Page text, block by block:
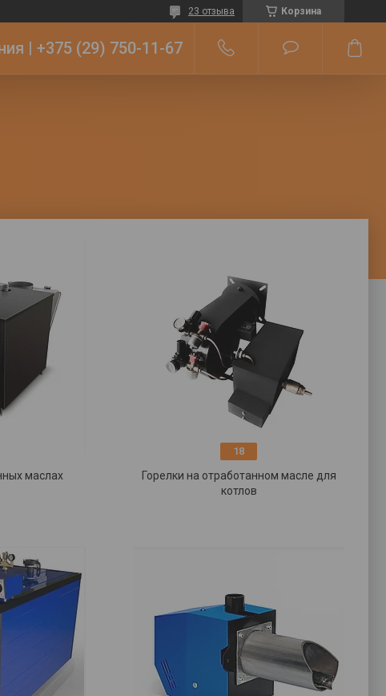
Корзина
23 отзыва
| +375 (29) 750-11-67
маслах
Горелки на отработанном масле для
котлов
18